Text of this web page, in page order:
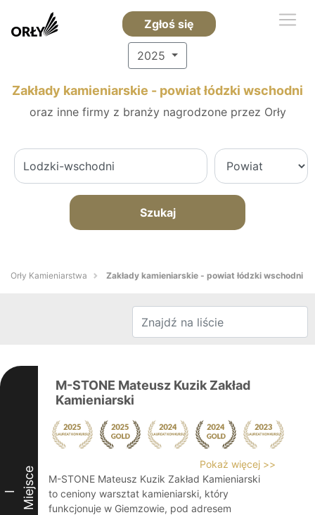
Zgłoś się
2025
Zakłady kamieniarskie - powiat łódzki wschodni
oraz inne firmy z branży nagrodzone przez Orły
Szukaj
Orły Kamieniarstwa Zakłady kamieniarskie - powiat łódzki wschodni
I Miejsce
M-STONE Mateusz Kuzik Zakład
Kamieniarski
Pokaż więcej >>
M-STONE Mateusz Kuzik Zakład Kamieniarski
to ceniony warsztat kamieniarski, który
funkcjonuje w Giemzowie, pod adresem